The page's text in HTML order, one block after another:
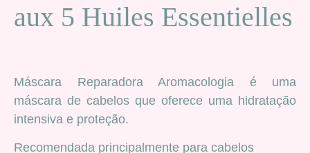
aux 5 Huiles Essentielles
Máscara Reparadora Aromacologia é uma
máscara de cabelos que oferece uma hidratação
intensiva e proteção.
Recomendada principalmente para cabelos